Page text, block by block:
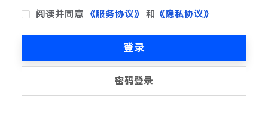
阅读并同意 《服务协议》 和 《隐私协议》
登录
密码登录